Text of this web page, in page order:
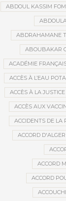
ABDOUL KASSIM
ABDRAHAMANE
ABOUBAKAR
ACADÉMIE
ACCÈS À L’EAU
ACCÈS À LA JUSTICE
ACCÈS AUX
ACCIDENTS DE LA
ACCORD D'ALGER
ACCORD
ACCORD